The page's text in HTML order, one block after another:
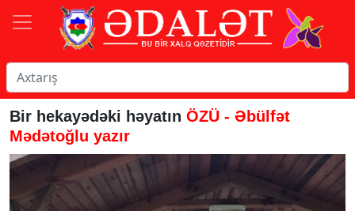
Bir hekayədəki həyatın ÖZÜ - Əbülfət
Mədətoğlu yazır